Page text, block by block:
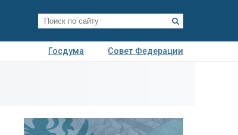
Госдума
Совет Федерации